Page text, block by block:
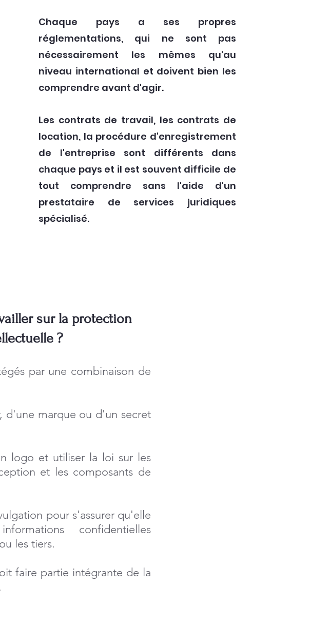
Chaque pays a ses propres
réglementations, qui ne sont pas
nécessairement les mêmes qu'au
niveau international et doivent bien les
comprendre avant d'agir.
Les contrats de travail, les contrats de
location, la procédure d'enregistrement
de l'entreprise sont différents dans
chaque pays et il est souvent difficile de
tout comprendre sans l'aide d'un
prestataire de services juridiques
spécialisé.
sur la protection
?
par une combinaison de
marque ou d'un secret
logo et utiliser la loi sur les
et les composants de
pour s'assurer qu'elle
confidentielles
les tiers.
faire partie intégrante de la